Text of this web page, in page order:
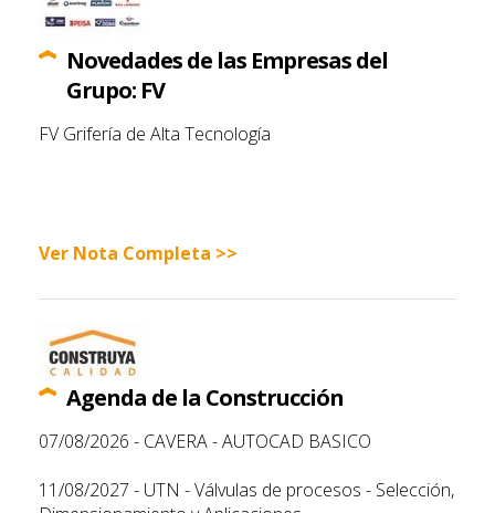
Novedades de las Empresas del
Grupo: FV
FV Grifería de Alta Tecnología
Ver Nota Completa >>
Agenda de la Construcción
07/08/2026 - CAVERA - AUTOCAD BASICO
11/08/2027 - UTN - Válvulas de procesos - Selección,